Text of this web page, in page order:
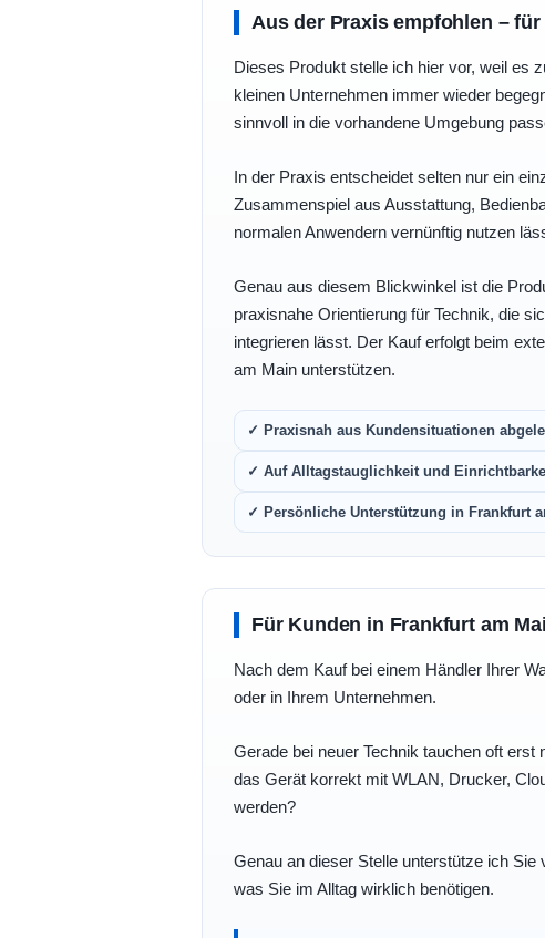
Aus der Praxis empfohlen –
Dieses Produkt stelle ich hier vor, weil es
kleinen Unternehmen immer wieder
sinnvoll in die vorhandene Umgebung
In der Praxis entscheidet selten nur ein
Zusammenspiel aus Ausstattung,
normalen Anwendern vernünftig nutzen
Genau aus diesem Blickwinkel ist die
praxisnahe Orientierung für Technik, die
integrieren lässt. Der Kauf erfolgt beim
am Main unterstützen.
✓ Praxisnah aus Kundensituationen
✓ Auf Alltagstauglichkeit und
✓ Persönliche Unterstützung in Frankfurt
Für Kunden in Frankfurt am
Nach dem Kauf bei einem Händler Ihrer
oder in Ihrem Unternehmen.
Gerade bei neuer Technik tauchen oft
das Gerät korrekt mit WLAN, Drucker,
werden?
Genau an dieser Stelle unterstütze ich
was Sie im Alltag wirklich benötigen.